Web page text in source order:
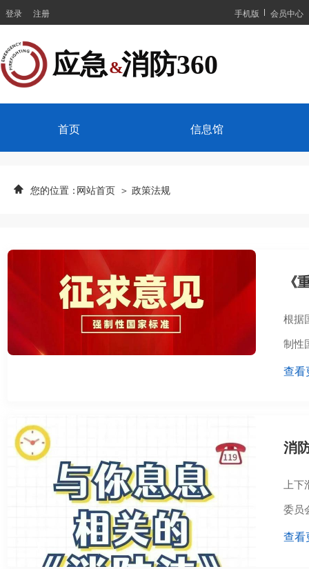
登录 注册 手机版 会员中心
应急  消防360
&
首页 信息馆
您的位置：网站首页 ＞ 政策法规
《
根据
制性
查看
消
上
委员
查看